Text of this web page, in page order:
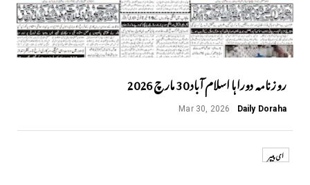
روزنامہ دوراہا اسلام آباد 30 مارچ 2026
Daily Doraha
Mar 30, 2026
ای پیپر